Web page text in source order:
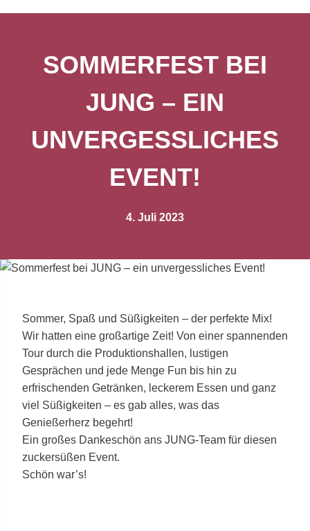
SOMMERFEST BEI
JUNG – EIN
UNVERGESSLICHES
EVENT!
4. Juli 2023
Sommer, Spaß und Süßigkeiten – der perfekte Mix!
Wir hatten eine großartige Zeit! Von einer spannenden
Tour durch die Produktionshallen, lustigen
Gesprächen und jede Menge Fun bis hin zu
erfrischenden Getränken, leckerem Essen und ganz
viel Süßigkeiten – es gab alles, was das
Genießerherz begehrt!
Ein großes Dankeschön ans JUNG-Team für diesen
zuckersüßen Event.
Schön war’s!